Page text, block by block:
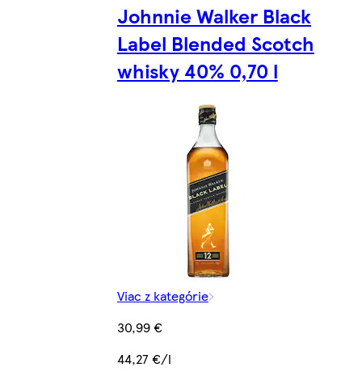
Johnnie Walker Black
Label Blended Scotch
whisky 40% 0,70 l
Viac z kategórie
30,99 €
44,27 €/l